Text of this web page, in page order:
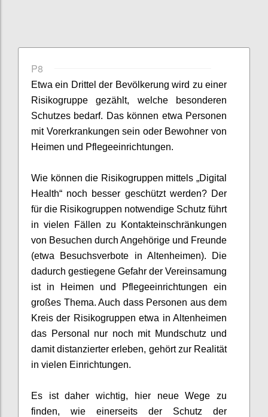
P8
Etwa ein Drittel der Bevölkerung wird zu einer
Risikogruppe gezählt, welche besonderen
Schutzes bedarf. Das können etwa Personen
mit Vorerkrankungen sein oder Bewohner von
Heimen und Pflegeeinrichtungen.
Wie können die Risikogruppen mittels „Digital
Health“ noch besser geschützt werden? Der
für die Risikogruppen notwendige Schutz führt
in vielen Fällen zu Kontakteinschränkungen
von Besuchen durch Angehörige und Freunde
(etwa Besuchsverbote in Altenheimen).
Die
dadurch gestiegene Gefahr der Vereinsamung
ist in Heimen und
Pflegeeinrichtungen ein
großes Thema. Auch dass Personen aus dem
Kreis der Risikogruppen etwa in Altenheimen
das Personal
nur noch mit Mundschutz und
damitdistanzierter erleben, gehört zurRealität
in vielen Einrichtungen.
Es istdaherwichtig, hier neue Wege zu
finden, wie einerseits der Schutz der